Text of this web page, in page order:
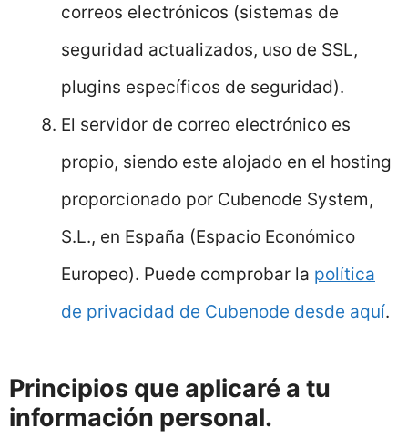
correos electrónicos (sistemas de
seguridad actualizados, uso de SSL,
plugins específicos de seguridad).
El servidor de correo electrónico es
propio, siendo este alojado en el hosting
proporcionado por Cubenode System,
S.L., en España (Espacio Económico
Europeo). Puede comprobar la política
de privacidad de Cubenode desde aquí.
Principios que aplicaré a tu
información personal.